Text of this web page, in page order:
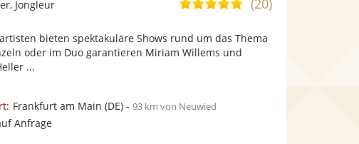
stellt
bereit.
4,9
5
(20)
Jongleur
bieten spektakuläre Shows rund um das Thema
oder im Duo garantieren Miriam Willems und
...
Frankfurt am Main (DE)- 93 km von Neuwied
Anfrage